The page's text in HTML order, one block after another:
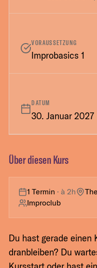
VORAUSSETZUNG
Improbasics 1
DATUM
30. Januar 2027
Über diesen Kurs
1 Termin · à2h
Improclub
Du hast gerade einen
dranbleiben? Du